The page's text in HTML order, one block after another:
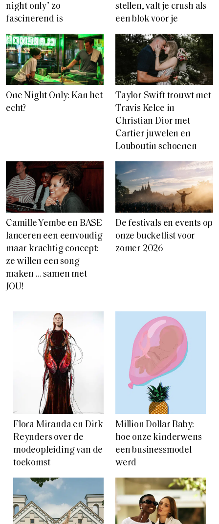
night only’ zo
fascinerend is
stellen, valt je crush als
een blok voor je
One Night Only: Kan het
echt?
Taylor Swift trouwt met
Travis Kelce in
Christian Dior met
Cartier juwelen en
Louboutin schoenen
Camille Yembe en BASE
lanceren een eenvoudig
maar krachtig concept:
ze willen een song
maken … samen met
JOU!
De festivals en events op
onze bucketlist voor
zomer 2026
Flora Miranda en Dirk
Reynders over de
modeopleiding van de
toekomst
Million Dollar Baby:
hoe onze kinderwens
een businessmodel
werd